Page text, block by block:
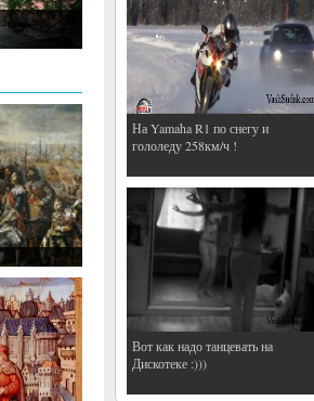
На Yamaha R1 по снегу и
гололеду 258км/ч !
Вот как надо танцевать на
Дискотеке :)))